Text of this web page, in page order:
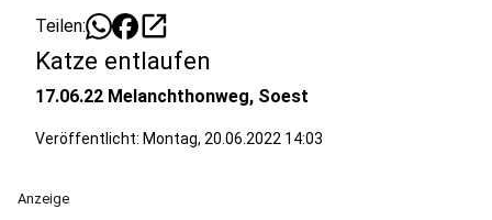
Teilen: open_in_new
Katze entlaufen
17.06.22 Melanchthonweg, Soest
Veröffentlicht: Montag, 20.06.2022 14:03
Anzeige